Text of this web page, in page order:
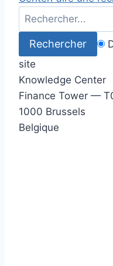
site
Knowledge Center
Finance Tower —
1000 Brussels
Belgique